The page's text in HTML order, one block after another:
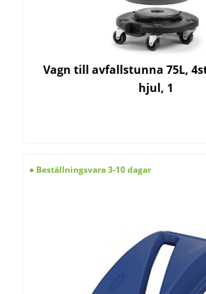
Vagn till avfallstunna 75L, 4st svängbara
hjul, 1
Beställningsvara 3-10 dagar